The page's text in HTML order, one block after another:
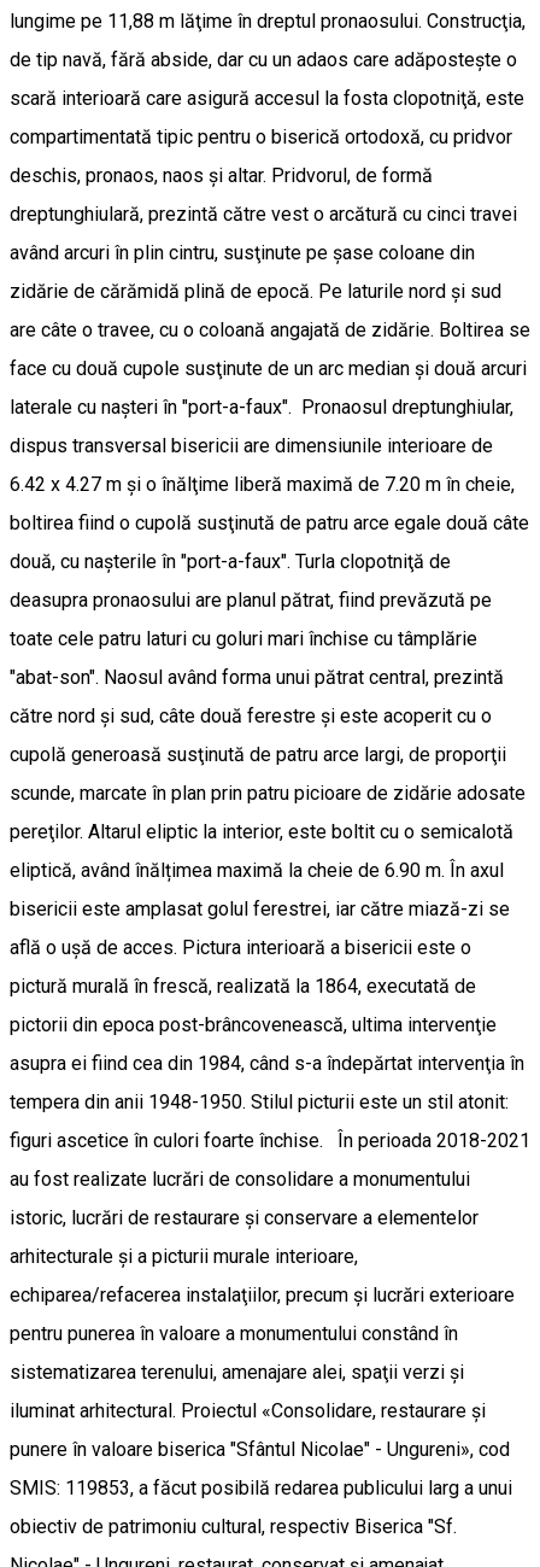
lungime pe 11,88 m lăţime în dreptul pronaosului. Construcţia,
de tip navă, fără abside, dar cu un adaos care adăposteşte o
scară interioară care asigură accesul la fosta clopotniţă, este
compartimentată tipic pentru o biserică ortodoxă, cu pridvor
deschis, pronaos, naos şi altar. Pridvorul, de formă
dreptunghiulară, prezintă către vest o arcătură cu cinci travei
având arcuri în plin cintru, susţinute pe şase coloane din
zidărie de cărămidă plină de epocă. Pe laturile nord şi sud
are câte o travee, cu o coloană angajată de zidărie. Boltirea se
face cu două cupole susţinute de un arc median şi două arcuri
laterale cu naşteri în "port-a-faux". Pronaosul dreptunghiular,
dispus transversal bisericii are dimensiunile interioare de
6.42 x 4.27 m şi o înălţime liberă maximă de 7.20 m în cheie,
boltirea fiind o cupolă susţinută de patru arce egale două câte
două, cu naşterile în "port-a-faux". Turla clopotniţă de
deasupra pronaosului are planul pătrat, fiind prevăzută pe
toate cele patru laturi cu goluri mari închise cu tâmplărie
"abat-son". Naosul având forma unui pătrat central, prezintă
către nord şi sud, câte două ferestre şi este acoperit cu o
cupolă generoasă susţinută de patru arce largi, de proporţii
scunde, marcate în plan prin patru picioare de zidărie adosate
pereţilor. Altarul eliptic la interior, este boltit cu o semicalotă
eliptică, având înălțimea maximă la cheie de 6.90 m. În axul
bisericii este amplasat golul ferestrei, iar către miază-zi se
află o ușă de acces. Pictura interioară a bisericii este o
pictură murală în frescă, realizată la 1864, executată de
pictorii din epoca post-brâncovenească, ultima intervenţie
asupra ei fiind cea din 1984, când s-a îndepărtat intervenţia în
tempera din anii 1948-1950. Stilul picturii este un stil atonit:
figuri ascetice în culori foarte închise. În perioada 2018-2021
au fost realizate lucrări de consolidare a monumentului
istoric, lucrări de restaurare şi conservare a elementelor
arhitecturale şi a picturii murale interioare,
echiparea/refacerea instalaţiilor, precum şi lucrări exterioare
pentru punerea în valoare a monumentului constând în
sistematizarea terenului, amenajare alei, spaţii verzi şi
iluminat arhitectural. Proiectul «Consolidare, restaurare şi
punere în valoare biserica "Sfântul Nicolae" - Ungureni», cod
SMIS: 119853, a făcut posibilă redarea publicului larg a unui
obiectiv de patrimoniu cultural, respectiv Biserica "Sf.